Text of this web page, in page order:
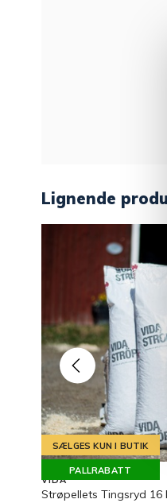
Lignende
SÆLGES KUN I BUTIK
PALLRABATT
VIDA
Strøpellets Tingsryd 16